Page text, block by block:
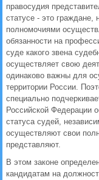
правосудия
статусе - это граждане,
полномочиями
обязанности на
суде какого звена
осуществляет свою
одинаково важны для
территории России.
специально
Российской Федерации
статуса судей,
осуществляют свои
представляют.
В этом законе
кандидатам на